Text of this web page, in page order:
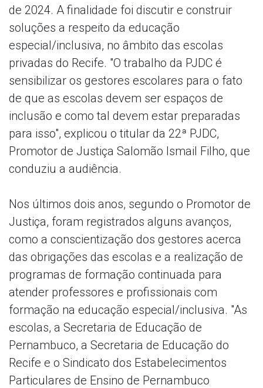
de 2024. A finalidade foi discutir e construir
soluções a respeito da educação
especial/inclusiva, no âmbito das escolas
privadas do Recife. "O trabalho da PJDC é
sensibilizar os gestores escolares para o fato
de que as escolas devem ser espaços de
inclusão e como tal devem estar preparadas
para isso", explicou o titular da 22ª PJDC,
Promotor de Justiça Salomão Ismail Filho, que
conduziu a audiência.
Nos últimos dois anos, segundo o Promotor de
Justiça, foram registrados alguns avanços,
como a conscientização dos gestores acerca
das obrigações das escolas e a realização de
programas de formação continuada para
atender professores e profissionais com
formação na educação especial/inclusiva. "As
escolas, a Secretaria de Educação de
Pernambuco, a Secretaria de Educação do
Recife e o Sindicato dos Estabelecimentos
Particulares de Ensino de Pernambuco